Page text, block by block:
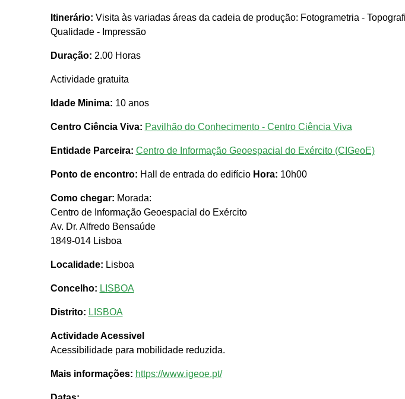
Itinerário: Visita às variadas áreas da cadeia de produção: Fotogrametria -
Qualidade - Impressão
Duração: 2.00 Horas
Actividade gratuita
Idade Minima: 10 anos
Centro Ciência Viva: Pavilhão do Conhecimento - Centro Ciência Viva
Entidade Parceira: Centro de Informação Geoespacial do Exército (CIGeoE)
Ponto de encontro: Hall de entrada do edifício Hora: 10h00
Como chegar: Morada:
Centro de Informação Geoespacial do Exército
Av. Dr. Alfredo Bensaúde
1849-014 Lisboa
Localidade: Lisboa
Concelho: LISBOA
Distrito: LISBOA
Actividade Acessivel
Acessibilidade para mobilidade reduzida.
Mais informações: https://www.igeoe.pt/